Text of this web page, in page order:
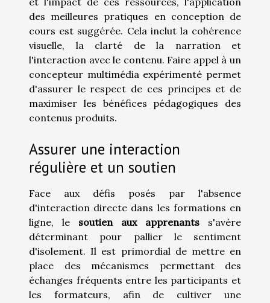
des meilleures pratiques en conception de
cours est suggérée. Cela inclut la cohérence
visuelle, la clarté de la narration et
l'interaction avec le contenu. Faire appel à un
concepteur multimédia expérimenté permet
d'assurer le respect de ces principes et de
maximiser les bénéfices pédagogiques des
contenus produits.
Assurer une interaction
régulière et un soutien
Face aux défis posés par l'absence
d'interaction directe dans les formations en
ligne, le soutien aux apprenants s'avère
déterminant pour pallier le sentiment
d'isolement. Il est primordial de mettre en
place des mécanismes permettant des
échanges fréquents entre les participants et
les formateurs, afin de cultiver une